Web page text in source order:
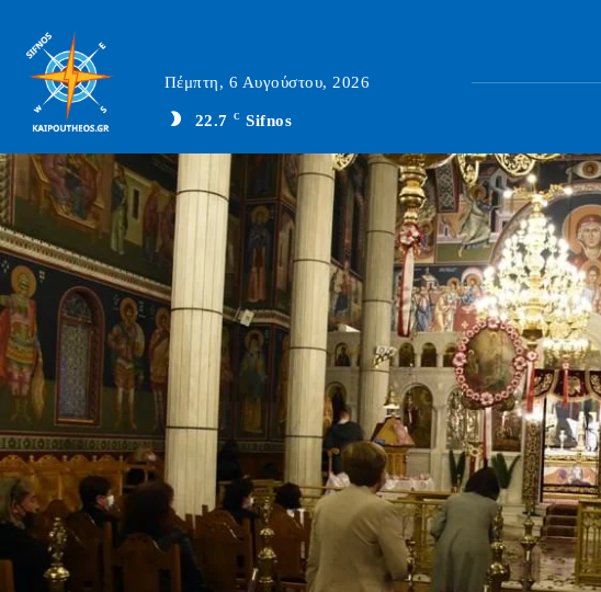
Πέμπτη, 6 Αυγούστου, 2026
22.7 C Sifnos